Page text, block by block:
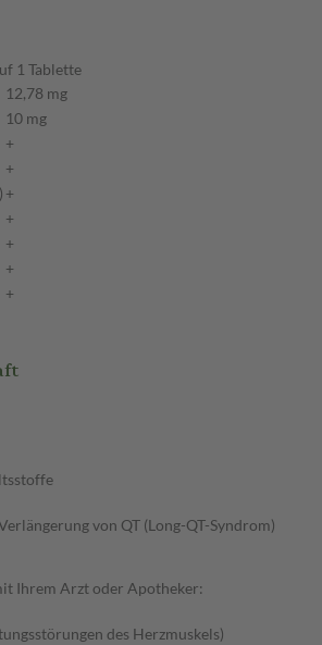
1 Tablette
12,78 mg
10 mg
+
+
+
+
+
+
+
von QT (Long-QT-Syndrom)
Ihrem Arzt oder Apotheker:
des Herzmuskels)